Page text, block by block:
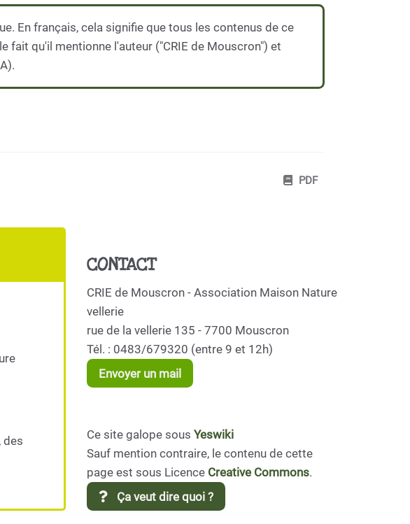
En français, cela signifie que tous les contenus de ce
qu'il mentionne l'auteur ("CRIE de Mouscron") et
PDF
des
CONTACT
CRIE de Mouscron - Association Maison Nature
vellerie
rue de la vellerie 135 - 7700 Mouscron
Tél. : 0483/679320 (entre 9 et 12h)
Envoyer un mail
Ce site galope sous Yeswiki
Sauf mention contraire, le contenu de cette
page est sous Licence Creative Commons.
Ça veut dire quoi ?